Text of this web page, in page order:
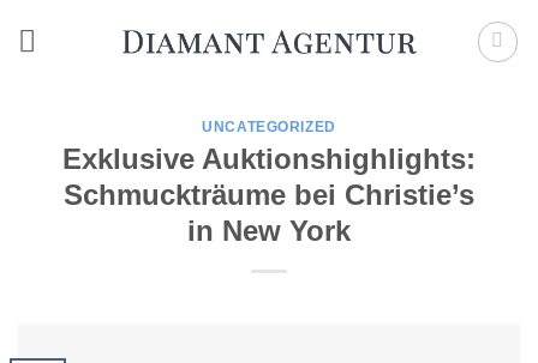
Inhalt
UNCATEGORIZED
Exklusive Auktionshighlights:
Schmuckträume bei Christie’s
in New York